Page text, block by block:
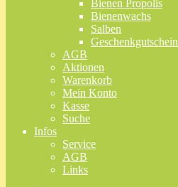
Bienen Propolis
Bienenwachs
Salben
Geschenkgutschein
AGB
Aktionen
Warenkorb
Mein Konto
Kasse
Suche
Infos
Service
AGB
Links